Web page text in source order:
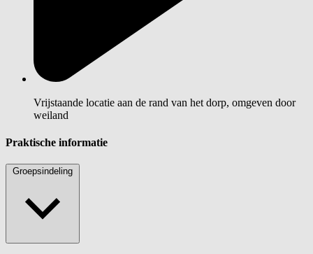
Vrijstaande locatie aan de rand van het dorp, omgeven door
weiland
Praktische informatie
Groepsindeling